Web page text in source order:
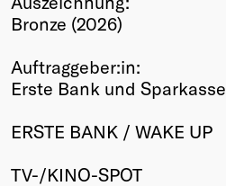
Winners
Past
Annual
Bronze (2026)
Auftraggeber:in:
Erste Bank und Sparkasse
ERSTE BANK / WAKE UP
TV-/KINO-SPOT